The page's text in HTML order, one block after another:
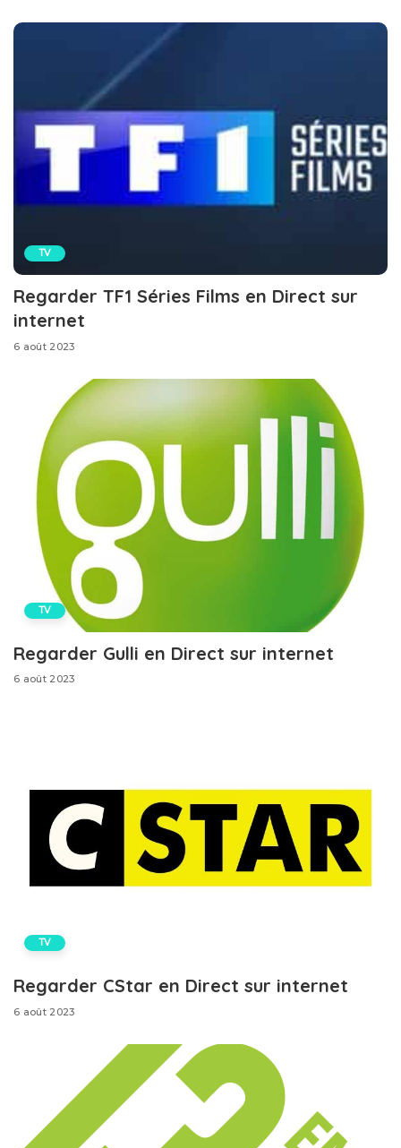
TV
Regarder TF1 Séries Films en Direct sur
internet
6 août 2023
TV
Regarder Gulli en Direct sur internet
6 août 2023
TV
Regarder CStar en Direct sur internet
6 août 2023